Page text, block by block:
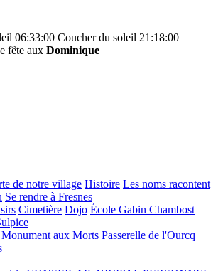
06:33:00 Coucher du soleil 21:18:00
fête aux Dominique
de notre village Histoire Les noms racontent
Se rendre à Fresnes
Cimetière Dojo École Gabin Chambost
Monument aux Morts Passerelle de l'Ourcq